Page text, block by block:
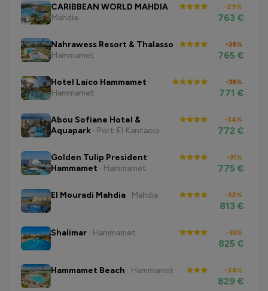
CARIBBEAN WORLD MAHDIA ·
Mahdia
-29%
763 €
Nahrawess Resort & Thalasso ·
Hammamet
-36%
765 €
Hotel Laico Hammamet ·
Hammamet
-36%
771 €
Abou Sofiane Hotel &
Aquapark · Port El Kantaoui
-34%
772 €
Golden Tulip President
Hammamet · Hammamet
-31%
775 €
El Mouradi Mahdia · Mahdia -32%
813 €
Shalimar · Hammamet -33%
825 €
Hammamet Beach · Hammamet -28%
829 €